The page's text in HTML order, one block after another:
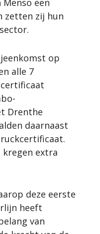
een
zetten zij hun
op
alle 7
Drenthe
daarnaast
kregen extra
deze eerste
heeft
van